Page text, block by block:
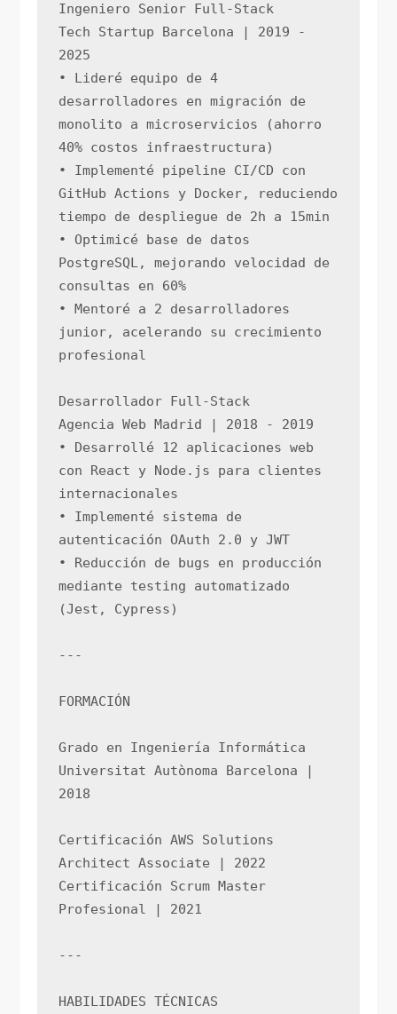
Ingeniero Senior Full-Stack
Tech Startup Barcelona | 2019 -
2025
• Lideré equipo de 4
desarrolladores en migración de
monolito a microservicios (ahorro
40% costos infraestructura)
• Implementé pipeline CI/CD con
GitHub Actions y Docker, reduciendo
tiempo de despliegue de 2h a 15min
• Optimicé base de datos
PostgreSQL, mejorando velocidad de
consultas en 60%
• Mentoré a 2 desarrolladores
junior, acelerando su crecimiento
profesional
Desarrollador Full-Stack
Agencia Web Madrid | 2018 - 2019
• Desarrollé 12 aplicaciones web
con React y Node.js para clientes
internacionales
• Implementé sistema de
autenticación OAuth 2.0 y JWT
• Reducción de bugs en producción
mediante testing automatizado
(Jest, Cypress)
---
FORMACIÓN
Grado en Ingeniería Informática
Universitat Autònoma Barcelona |
2018
Certificación AWS Solutions
Architect Associate | 2022
Certificación Scrum Master
Profesional | 2021
---
HABILIDADES TÉCNICAS